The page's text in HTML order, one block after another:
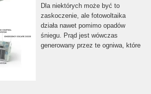
Dla niektórych może być to
zaskoczenie, ale fotowoltaika
działa nawet pomimo opadów
śniegu. Prąd jest wówczas
generowany przez te ogniwa, które